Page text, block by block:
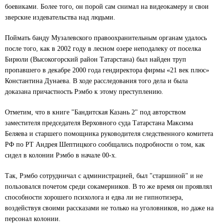
боевиками. Более того, он порой сам снимал на видеокамеру и свои
зверские издевательства над людьми.
Поймать банду Музалевского правоохранительным органам удалось
после того, как в 2002 году в лесном озере неподалеку от поселка
Бирюли (Высокогорский район Татарстана) был найден труп
пропавшего в декабре 2000 года гендиректора фирмы «21 век плюс»
Константина Дунаева. В ходе расследования того дела и была
доказана причастность Рэмбо к этому преступлению.
Отметим, что в книге "Бандитская Казань 2" под авторством
заместителя председателя Верховного суда Татарстана Максима
Беляева и старшего помощника руководителя следственного комитета
РФ по РТ Андрея Шептицкого сообщались подробности о том, как
сидел в колонии Рэмбо в начале 00-х.
Так, Рэмбо сотрудничал с администрацией, был "старшиной" и не
пользовался почетом среди сокамерников. В то же время он проявлял
способности хорошего психолога и едва ли не гипнотизера,
воздействуя своими рассказами не только на уголовников, но даже на
персонал колонии.